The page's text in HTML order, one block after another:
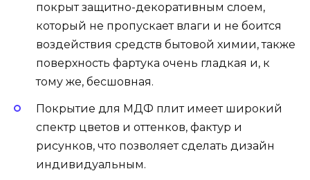
покрыт защитно-декоративным слоем,
который не пропускает влаги и не боится
воздействия средств бытовой химии, также
поверхность фартука очень гладкая и, к
тому же, бесшовная.
Покрытие для МДФ плит имеет широкий
спектр цветов и оттенков, фактур и
рисунков, что позволяет сделать дизайн
индивидуальным.